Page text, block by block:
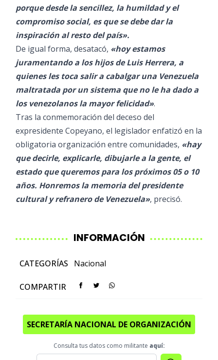
porque desde la sencillez, la humildad y el
compromiso social, es que se debe dar la
inspiración al resto del país».
De igual forma, desatacó, «hoy estamos
juramentando a los hijos de Luis Herrera, a
quienes les toca salir a cabalgar una Venezuela
maltratada por un sistema que no le ha dado a
los venezolanos la mayor felicidad».
Tras la conmemoración del deceso del
expresidente Copeyano, el legislador enfatizó en la
obligatoria organización entre comunidades, «hay
que decirle, explicarle, dibujarle a la gente, el
estado que queremos para los próximos 05 o 10
años. Honremos la memoria del presidente
cultural y refranero de Venezuela», precisó.
INFORMACIÓN
CATEGORÍAS Nacional
COMPARTIR
SECRETARÍA NACIONAL DE ORGANIZACIÓN
Consulta tus datos como militante aquí: